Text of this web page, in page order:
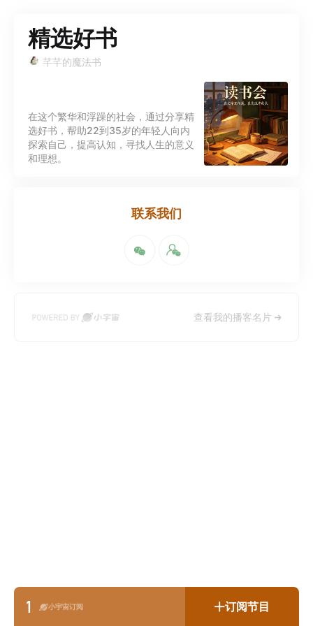
精选好书
芊芊的魔法书
在这个繁华和浮躁的社会，通过分享精
选好书，帮助22到35岁的年轻人向内
探索自己，提高认知，寻找人生的意义
和理想。
联系我们
查看我的播客名片
1 小宇宙订阅 订阅节目